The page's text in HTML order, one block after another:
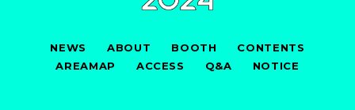
NEWS ABOUT BOOTH
CONTENTS
AREAMAP
ACCESS Q&A NOTICE